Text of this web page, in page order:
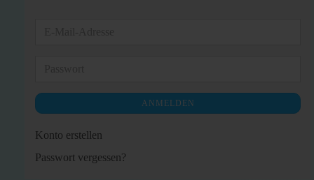
ANMELDEN
Konto erstellen
Passwort vergessen?